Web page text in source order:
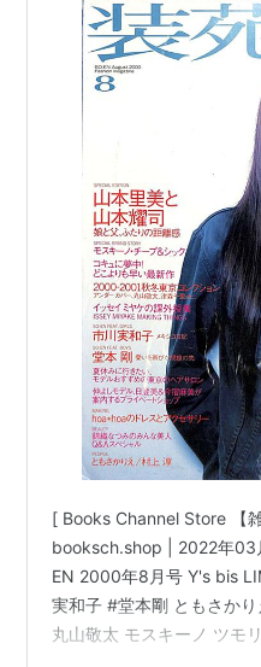
と山本耀司 市川実和子
上淳 | 雑誌 #山本耀司
チサト イッセイミヤ
[ Books Channel Store 【
booksch.shop | 2022年03
EN 2000年8月号 Y's bis
実和子 #堂本剛 ともさか
丸山敬太 モスキーノ ツモ